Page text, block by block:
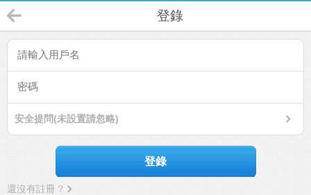
登錄
安全提問(未設置請忽略)
登錄
還沒有註冊？